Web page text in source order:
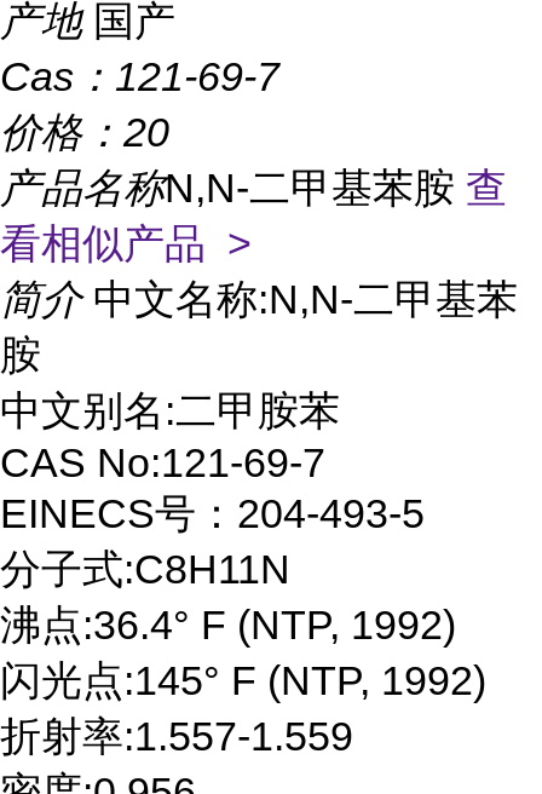
产地 国产
Cas： 121-69-7
价格： 20
产品名称N,N-二甲基苯胺 查
看相似产品 >
简介 中文名称:N,N-二甲基苯
胺
中文别名:二甲胺苯
CAS No:121-69-7
EINECS号：204-493-5
分子式:C8H11N
沸点:36.4° F (NTP, 1992)
闪光点:145° F (NTP, 1992)
折射率:1.557-1.559